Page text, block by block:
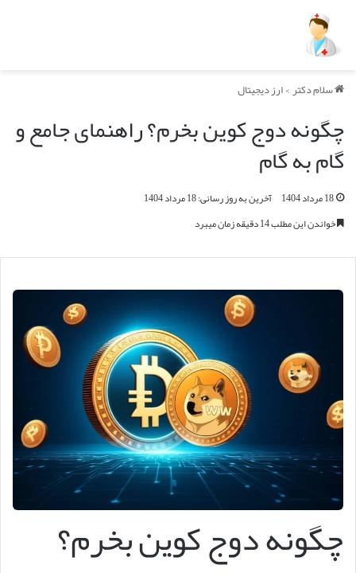
سلام دکتر>ارز دیجیتال
چگونه دوج کوین بخرم؟ راهنمای جامع و
گام به گام
18 مرداد 1404
آخرین به روز رسانی: 18 مرداد 1404
خواندن این مطلب 14 دقیقه زمان میبرد
چگونه دوج کوین بخرم؟